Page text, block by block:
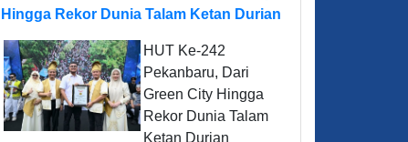
Hingga Rekor Dunia Talam Ketan Durian
HUT Ke-242
Pekanbaru, Dari
Green City Hingga
Rekor Dunia Talam
Ketan Durian